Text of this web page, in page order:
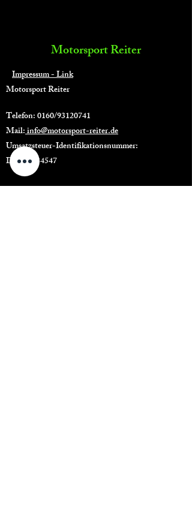
Motorsport Reiter
Impressum - Link
Motorsport Reiter
Telefon: 0160/93120741
Mail:info@motorsport-reiter.de
Umsatzsteuer-Identifikationsnummer:
DE311734547